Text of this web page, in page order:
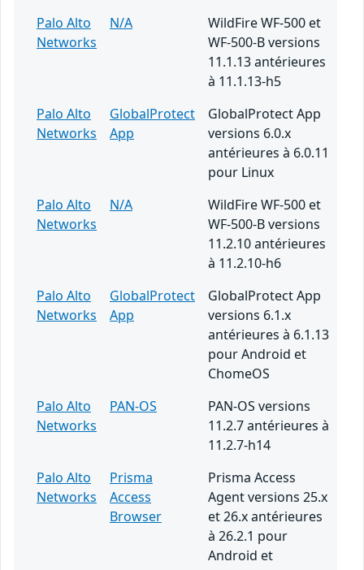
Palo Alto
Networks
N/A
WildFire WF-500 et
WF-500-B versions
11.1.13 antérieures
à 11.1.13-h5
Palo Alto
Networks
GlobalProtect
App
GlobalProtect App
versions 6.0.x
antérieures à 6.0.11
pour Linux
Palo Alto
Networks
N/A
WildFire WF-500 et
WF-500-B versions
11.2.10 antérieures
à 11.2.10-h6
Palo Alto
Networks
GlobalProtect
App
GlobalProtect App
versions 6.1.x
antérieures à 6.1.13
pour Android et
ChomeOS
Palo Alto
Networks
PAN-OS
PAN-OS versions
11.2.7 antérieures à
11.2.7-h14
Palo Alto
Networks
Prisma
Access
Browser
Prisma Access
Agent versions 25.x
et 26.x antérieures
à 26.2.1 pour
Android et